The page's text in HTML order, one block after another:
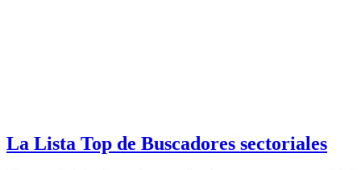
La Lista Top de Buscadores sectoriales